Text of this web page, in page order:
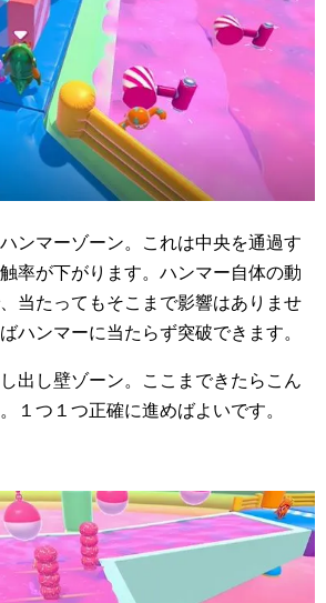
ンマーゾーン。これは中央を通過す
率が下がります。ハンマー自体の動
当たってもそこまで影響はありませ
ハンマーに当たらず突破できます。
出し壁ゾーン。ここまできたらこん
１つ１つ正確に進めばよいです。